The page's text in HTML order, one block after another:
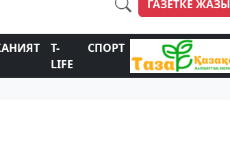
ГАЗЕТКЕ
T-
LIFE
СПОРТ